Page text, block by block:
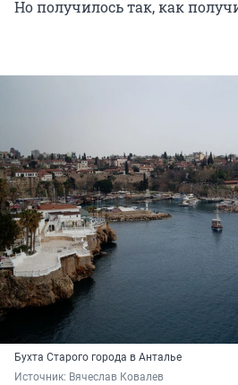
Но получилось так, как
Бухта Старого города в Анталье
Источник: Вячеслав Ковалев